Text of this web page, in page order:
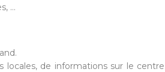
…
de informations sur le centre